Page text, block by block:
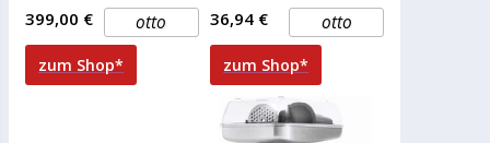
Material
Materialherstellungsverfahren
, Druckguss, Allgemein
Weitere
otto
399,00 €
zum Shop*
otto
36,94 €
zum Shop*